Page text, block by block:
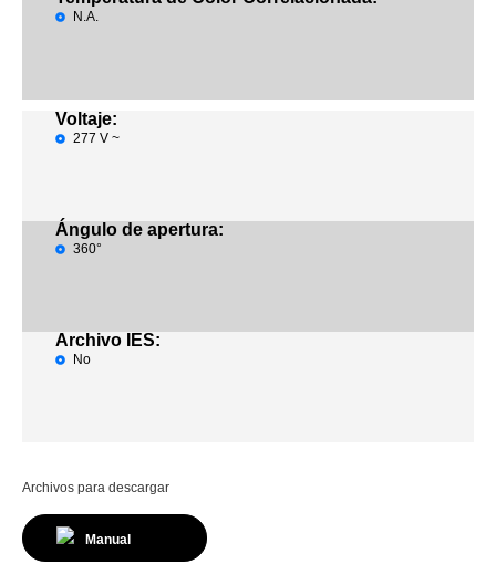
N.A.
Voltaje:
277 V ~
Ángulo de apertura:
360°
Archivo IES:
No
Archivos para descargar
Manual